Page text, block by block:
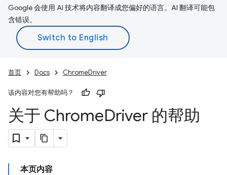
Google 会使用 AI 技术将内容翻译成您偏好的语言。AI 翻译可能包
含错误。
首页 Docs ChromeDriver
该内容对您有帮助吗？
关于 ChromeDriver 的帮助
本页内容